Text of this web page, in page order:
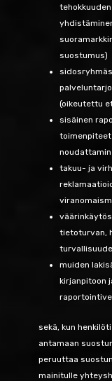
suostumus)
(oikeutettu
sisäinen
takuu- ja
tietoturvan,
muiden
kirjanpitoon
sekä, kun
antamaan
peruuttaa
mainitulle